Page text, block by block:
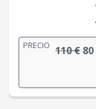
PRECIO 110€ E
r
80